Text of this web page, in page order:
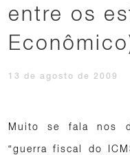
entre os
13 de agosto de 2009
Muito se fala nos
“guerra fiscal do